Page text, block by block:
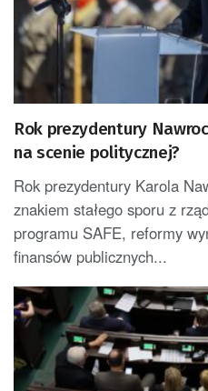
Rok prezydentury
na scenie politycznej?
Rok prezydentury Karola
znakiem stałego sporu z
programu SAFE, reformy
finansów publicznych...